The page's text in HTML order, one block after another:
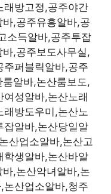
래방고정,공주야간
,공주유흥알바,공
소득알바,공주투잡
,공주보도사무실,
주퍼블릭알바,공주
알바,논산룸보도,
성알바,논산노래
방도우미,논산노
잡알바,논산당일알
산업소알바,논산고
학생알바,논산바알
,논산악녀알바,논
산업소알바,청주